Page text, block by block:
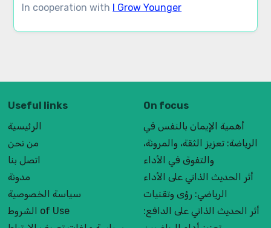
In cooperation with I Grow Younger
Useful links
الرئيسية
من نحن
اتصل بنا
مدونة
سياسة الخصوصية
الشروط of Use
On focus
أهمية الإيمان بالنفس في
الرياضة: تعزيز الثقة، والمرونة،
والتفوق في الأداء
أثر الحديث الذاتي على الأداء
الرياضي: رؤى وتقنيات
أثر الحديث الذاتي على الدافع: